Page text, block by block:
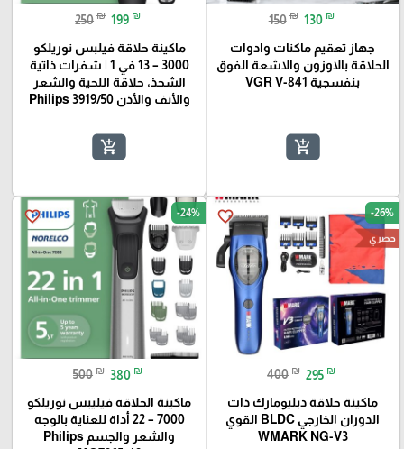
150 ₪ 130 ₪
جهاز تعقيم ماكنات وادوات
الحلاقة بالاوزون والاشعة الفوق
بنفسجية VGR V-841
add_shopping_cart
250 ₪ 199 ₪
ماكينة حلاقة فيلبس نوريلكو
3000 – 13 في 1 | شفرات ذاتية
الشحذ، حلاقة اللحية والشعر
والأنف والأذن Philips 3919/50
add_shopping_cart
favorite_border -26%
حصري
400 ₪ 295 ₪
ماكينة حلاقة دبليومارك ذات
الدوران الخارجي BLDC القوي
WMARK NG-V3
favorite_border -24%
500 ₪ 380 ₪
ماكينة الحلاقه فيليبس نوريلكو
7000 – 22 أداة للعناية بالوجه
والشعر والجسم Philips